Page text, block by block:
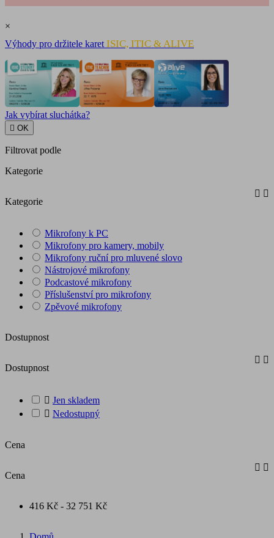
×
Výhody pro držitele karet ISIC, ITIC & ALIVE
Jak vybírat sluchátka?
 OK
Filtrovat podle
Kategorie
Kategorie
 
Mikrofony k PC
Mikrofony pro kamery, mobily
Mikrofony ruční pro mluvené slovo
Nástrojové mikrofony
Podcastové mikrofony
Příslušenství pro mikrofony
Zpěvové mikrofony
Dostupnost
Dostupnost
 
 Jen skladem
 Nedostupný
Cena
Cena
 
416 Kč - 32 751 Kč